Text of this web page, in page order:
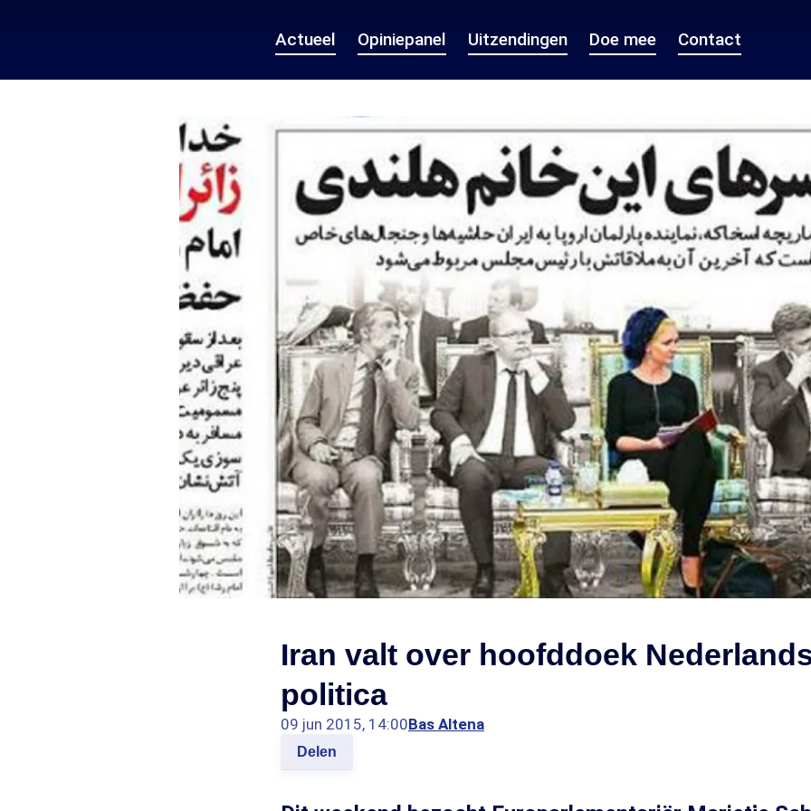
Actueel Opiniepanel Uitzendingen Doe mee Contact
Iran valt over hoofddoek
politica
09 jun 2015, 14:00Bas Altena
Delen